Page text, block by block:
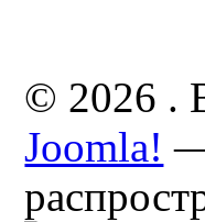
© 2026 .
Joomla! —